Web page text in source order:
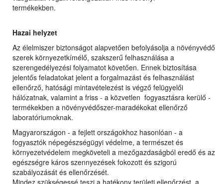
termékekben.
Hazai helyzet
Az élelmiszer biztonságot alapvetően befolyásolja a növényvédő
szerek környezetkímélő, szakszerű felhasználása a
szerengedélyezési folyamatot követően. Ennek biztosítása
jelentős feladatokat jelent a forgalmazást és felhasználást
ellenőrző, hatósági mintavételezést is végző felügyelői
hálózatnak, valamint a friss - a közvetlen fogyasztásra kerülő -
termékekben a növényvédőszer-maradékokat ellenőrző
laboratóriumoknak.
Magyarországon - a fejlett országokhoz hasonlóan - a
fogyasztók népegészségügyi védelme, a természet és
környezetvédelem megköveteli a mezőgazdaságból eredő és az
egészségre káros szennyezések fokozott és szigorú
szabályozását és ellenőrzését.